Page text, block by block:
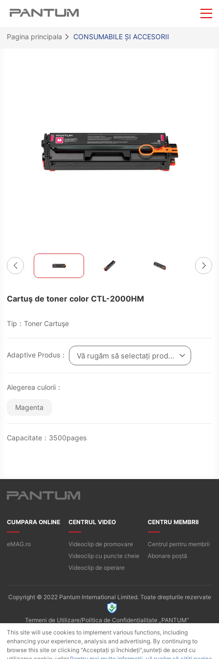
Pagina principala CONSUMABILE ȘI ACCESORII
Cartuş de toner color CTL-2000HM
Tip：Toner Cartuşe
Adaptive Produs： Vă rugăm să selectați produsul
Alegerea culorii：
Magenta
Capacitate：3500pages
CUMPARA ONLINE
eMAG.ro
CENTRUL VIDEO
Videoclip de promovare
Videoclip cu puncte cheie
Videoclip de operare
CENTRU MEMBRII
Centrul pentru membrii
Abonare poștă
Copyright © 2022 Pantum International Limited. Toate drepturile rezervate
Termeni de Utilizare/Politica de Confidențialitate „PANTUM”
Politica de confidențialitate a aplicației Pantum
Cookie -uri
This site will use cookies to implement various functions, including
enhancing your experience, analysis and advertising. By continuing to
browse this site or clicking "Acceptați și închideți",sunteți de acord cu